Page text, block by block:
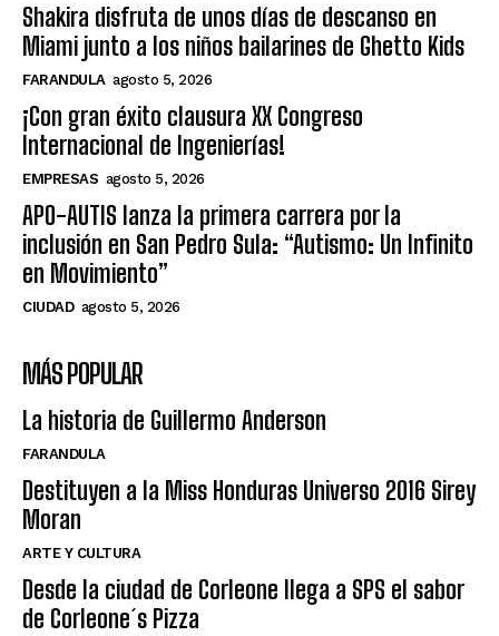
Shakira disfruta de unos días de descanso en
Miami junto a los niños bailarines de Ghetto Kids
FARANDULA agosto 5, 2026
¡Con gran éxito clausura XX Congreso
Internacional de Ingenierías!
EMPRESAS agosto 5, 2026
APO-AUTIS lanza la primera carrera por la
inclusión en San Pedro Sula: “Autismo: Un Infinito
en Movimiento”
CIUDAD agosto 5, 2026
MÁS POPULAR
La historia de Guillermo Anderson
FARANDULA
Destituyen a la Miss Honduras Universo 2016 Sirey
Moran
ARTE Y CULTURA
Desde la ciudad de Corleone llega a SPS el sabor
de Corleone´s Pizza